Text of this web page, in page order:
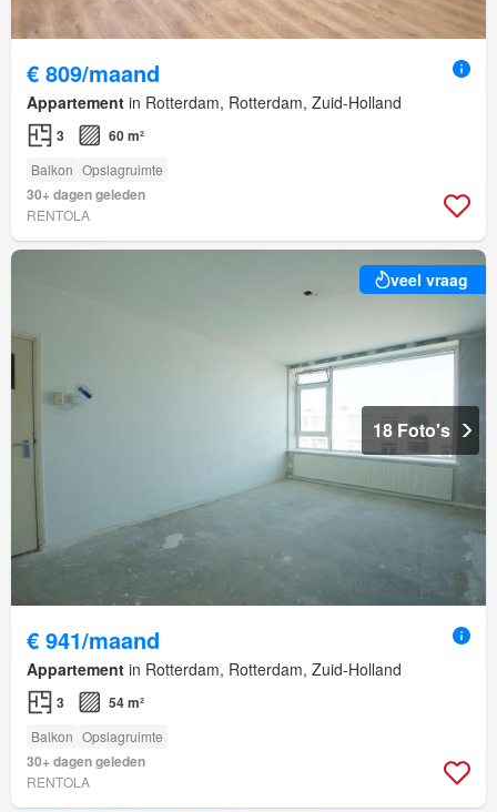
€ 809/maand
Appartement in Rotterdam, Rotterdam, Zuid-Holland
3 60 m²
Balkon Opslagruimte
30+ dagen geleden
RENTOLA
veel vraag
18 Foto's
€ 941/maand
Appartement in Rotterdam, Rotterdam, Zuid-Holland
3 54 m²
Balkon Opslagruimte
30+ dagen geleden
RENTOLA